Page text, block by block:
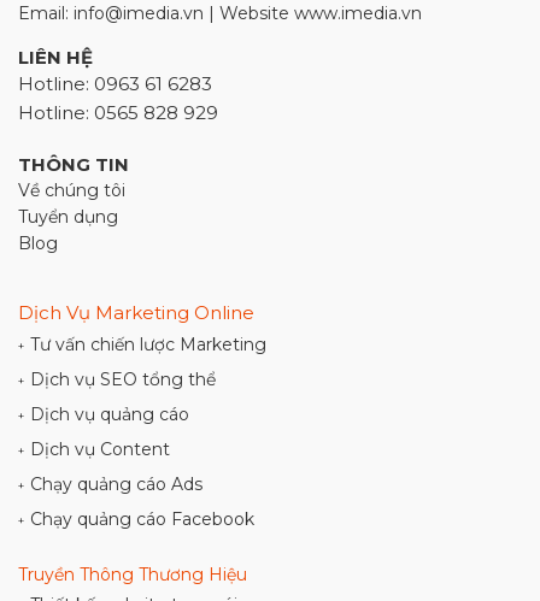
Email: info@imedia.vn | Website www.imedia.vn
LIÊN HỆ
Hotline: 0963 61 6283
Hotline: 0565 828 929
THÔNG TIN
Về chúng tôi
Tuyển dụng
Blog
Dịch Vụ Marketing Online
+ Tư vấn chiến lược Marketing
+ Dịch vụ SEO tổng thể
+ Dịch vụ quảng cáo
+ Dịch vụ Content
+ Chạy quảng cáo Ads
+ Chạy quảng cáo Facebook
Truyền Thông Thương Hiệu